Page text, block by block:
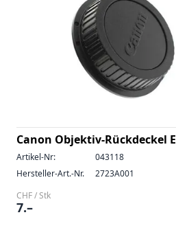
Canon Objektiv-Rückdeckel E
Artikel-Nr:
043118
Hersteller-Art.-Nr.
2723A001
CHF / Stk
7.–